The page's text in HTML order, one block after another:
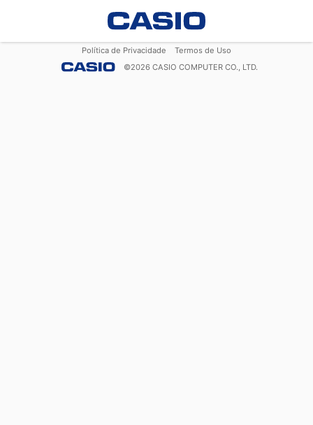
Política de Privacidade
Termos de Uso
©2026 CASIO COMPUTER CO., LTD.